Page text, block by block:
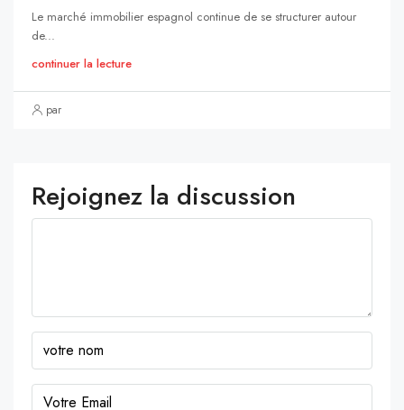
Le marché immobilier espagnol continue de se structurer autour
de...
continuer la lecture
par
Rejoignez la discussion